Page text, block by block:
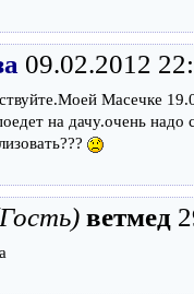
09.02.2012
Масечке
на дачу.очень
ветмед